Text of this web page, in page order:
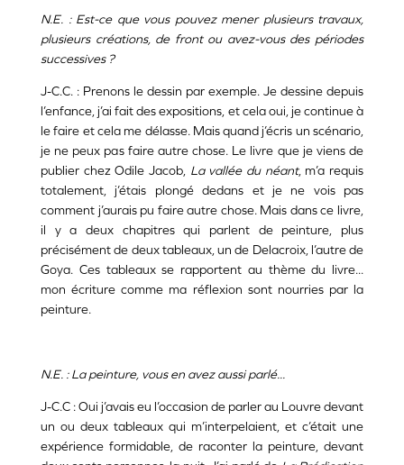
N.E. : Est-ce que vous pouvez mener plusieurs travaux,
plusieurs créations, de front ou avez-vous des périodes
successives ?
J-C.C. : Prenons le dessin par exemple. Je dessine depuis
l’enfance, j’ai fait des expositions, et cela oui, je continue à
le faire et cela me délasse. Mais quand j’écris un scénario,
je ne peux pas faire autre chose. Le livre que je viens de
publier chez Odile Jacob, La vallée du néant, m’a requis
totalement, j’étais plongé dedans et je ne vois pas
comment j’aurais pu faire autre chose. Mais dans ce livre,
il y a deux chapitres qui parlent de peinture, plus
précisément de deux tableaux, un de Delacroix, l’autre de
Goya. Ces tableaux se rapportent au thème du livre...
mon écriture comme ma réflexion sont nourries par la
peinture.
N.E. : La peinture, vous en avez aussi parlé...
J-C.C : Oui j’avais eu l’occasion de parler au Louvre devant
un ou deux tableaux qui m’interpelaient, et c’était une
expérience formidable, de raconter la peinture, devant